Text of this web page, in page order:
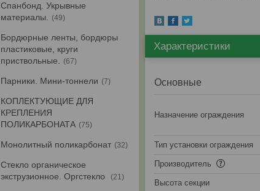
Характеристики
Основные
Назначение ограждения
Тип установки ограждения
Производитель
Высота секции
Спанбонд. Укрывные
материалы.
49
Бордюрные ленты, бордюры
пластиковые, круги
приствольные.
67
Парники. Мини-тоннели 7
КОПЛЕКТУЮЩИЕ ДЛЯ
КРЕПЛЕНИЯ
ПОЛИКАРБОНАТА
75
Монолитный поликарбонат 32
Стекло органическое
экструзионное. Оргстекло
21